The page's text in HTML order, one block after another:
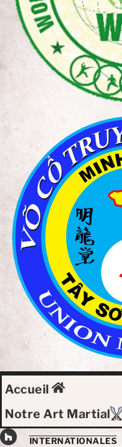
Accueil
Notre Art Martial
INTERNATIONALES